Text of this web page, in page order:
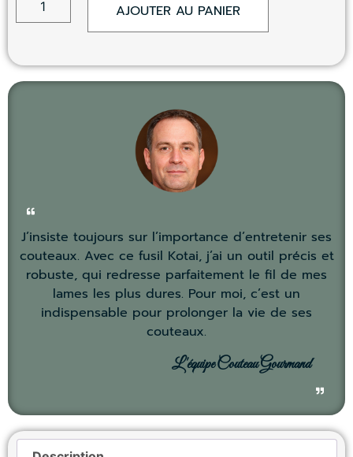
AJOUTER AU PANIER
J’insiste toujours sur l’importance d’entretenir ses
couteaux. Avec ce fusil Kotai, j’ai un outil précis et
robuste, qui redresse parfaitement le fil de mes
lames les plus dures. Pour moi, c’est un
indispensable pour prolonger la vie de ses
couteaux.
L'équipe Couteau Gourmand